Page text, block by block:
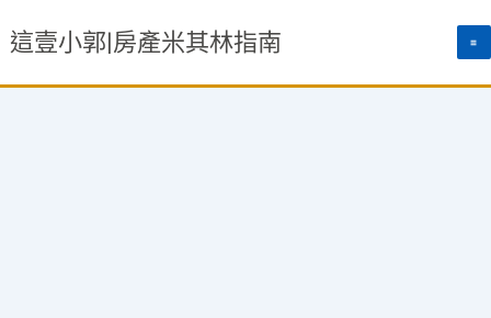
至這壹小郭|房產米其林指南